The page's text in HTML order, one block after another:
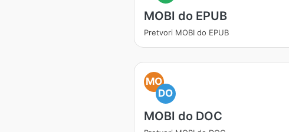
MOBI do EPUB
Pretvori MOBI do EPUB
MO
DO
MOBI do DOC